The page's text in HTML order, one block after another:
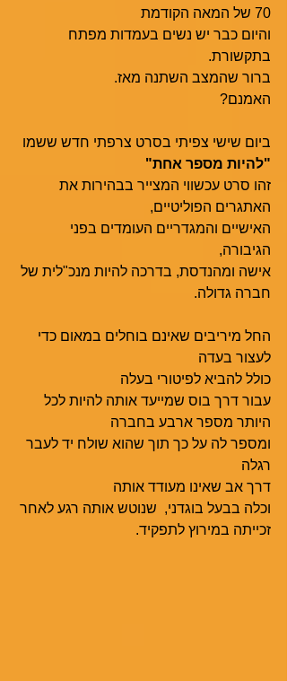
70 של המאה הקודמת
והיום כבר יש נשים בעמדות מפתח
בתקשורת.
ברור שהמצב השתנה מאז.
האמנם?
ביום שישי צפיתי בסרט צרפתי חדש ששמו
"להיות מספר אחת"
זהו סרט עכשווי המצייר בבהירות את
האתגרים הפוליטיים,
האישיים והמגדריים העומדים בפני
הגיבורה,
אישה ומהנדסת, בדרכה להיות מנכ"לית של
חברה גדולה.
החל מיריבים שאינם בוחלים במאום כדי
לעצור בעדה
כולל להביא לפיטורי בעלה
עבור דרך בוס שמייעד אותה להיות לכל
היותר מספר ארבע בחברה
ומספר לה על כך תוך שהוא שולח יד לעבר
רגלה
דרך אב שאינו מעודד אותה
וכלה בבעל בוגדני,  שנוטש אותה רגע לאחר
זכייתה במירוץ לתפקיד.